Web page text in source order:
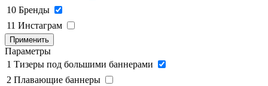
10 Бренды
11 Инстаграм
Применить
Параметры
1 Тизеры под большими баннерами
2 Плавающие баннеры